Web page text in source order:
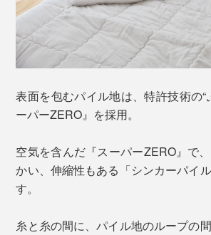
表面を包むパイル地は、特許技術の“
ーパーZERO』を採用。
空気を含んだ『スーパーZERO』で
かい、伸縮性もある「シンカーパイ
す。
糸と糸の間に、パイル地のループの